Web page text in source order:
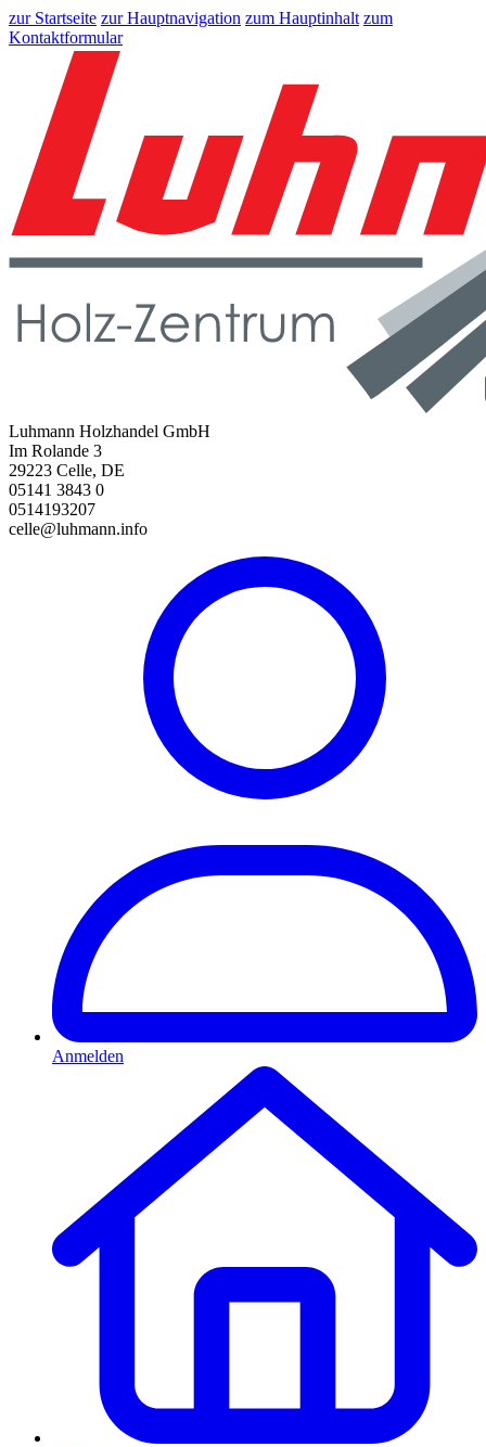
zur Startseite zur Hauptnavigation zum Hauptinhalt zum
Kontaktformular
Luhmann Holzhandel GmbH
Im Rolande 3
29223 Celle, DE
05141 3843 0
0514193207
celle@luhmann.info
Anmelden